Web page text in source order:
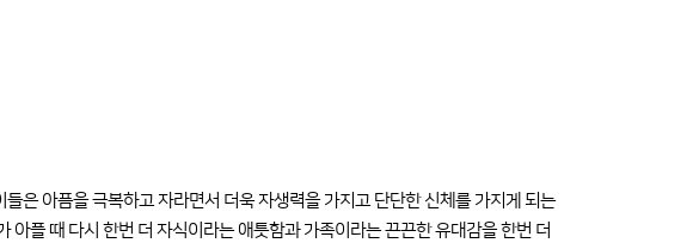
은 아픔을 극복하고 자라면서 더욱 자생력을 가지고 단단한 신체를 가지게 되는
아플 때 다시 한번 더 자식이라는 애틋함과 가족이라는 끈끈한 유대감을 한번 더